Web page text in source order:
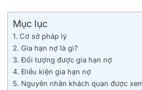
Mục lục
1. Cơ sở pháp lý
2. Gia hạn nợ là gì?
3. Đối tượng được gia hạn nợ
4. Điều kiện gia hạn nợ
5. Nguyên nhân khách quan được